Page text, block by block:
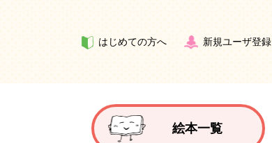
はじめての方へ 新規ユーザ登録
絵本一覧